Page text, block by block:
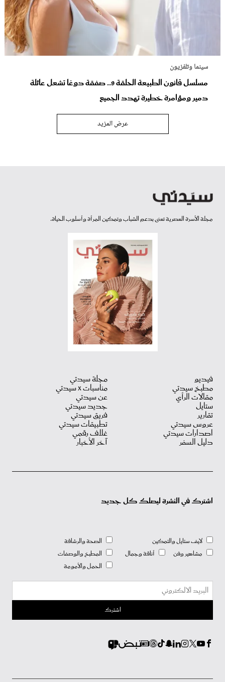
سينما وتلفزيون
مسلسل قانون الطبيعة الحلقة 9.. صفقة دوغا تشعل عائلة
دمير ومؤامرة خطيرة تهدد الجميع
عرض المزيد
مجلة الأسرة العصرية تعنى بدعم الشباب وتمكين المرأة وأسلوب الحياة.
فيديو
مطبخ سيدتي
مقالات الرأي
ستايل
تقارير
عروس سيدتي
اصدارات سيدتي
دليل السفر
مجلة سيدتي
مناسبات X سيدتي
عن سيدتي
جديد سيدتي
فريق سيدتي
تطبيقات سيدتي
غلاف رقمي
آخر الأخبار
اشترك في النشرة ليصلك كل جديد
لايف ستايل والتمكين
مشاهير وفن
أناقة وجمال
الصحة والرشاقة
المطبخ والوصفات
الحمل والأمومة